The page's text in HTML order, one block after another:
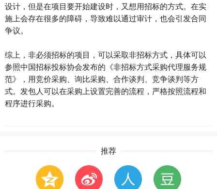
设计，但是在项目要开始建设时，又想用招标的方式。在实
施上会存在很多的障碍，导致难以通过审计，也会引发合同
争议。
综上，非必须招标的项目，可以采取非招标方式，具体可以
参照中国招标投标协会发布的《非招标方式采购代理服务规
范》，用竞价采购、询比采购、合作谈判、竞争谈判等方
式。发包人可以在采购上设置完善的流程，严格按照流程和
程序进行采购。
推荐